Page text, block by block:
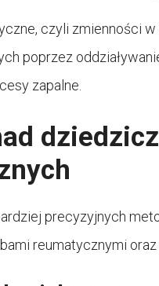
czyli zmienności
poprzez
zapalne.
precyzyjnych
reumatycznymi